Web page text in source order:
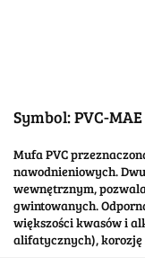
Symbol:PVC-
Mufa PVC
nawodnieniowych.
wewnętrznym,
gwintowanych.
większości kwasów i
alifatycznych),